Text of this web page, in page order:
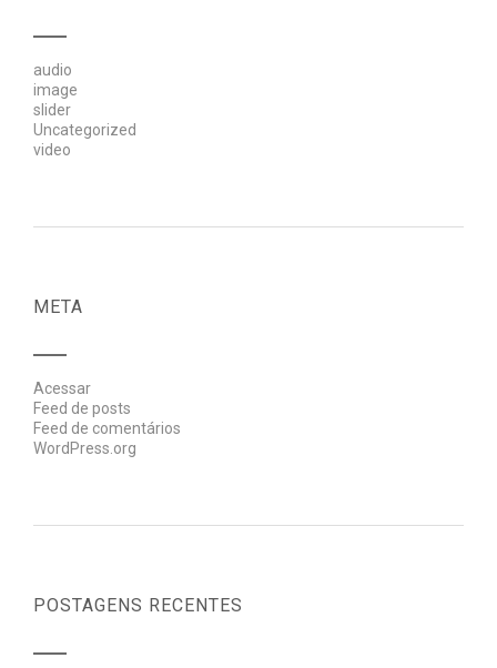
audio
image
slider
Uncategorized
video
META
Acessar
Feed de posts
Feed de comentários
WordPress.org
POSTAGENS RECENTES